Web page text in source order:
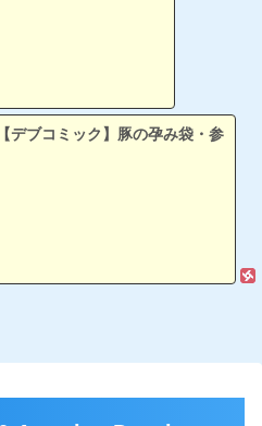
【デブコミック】豚の孕み袋・参